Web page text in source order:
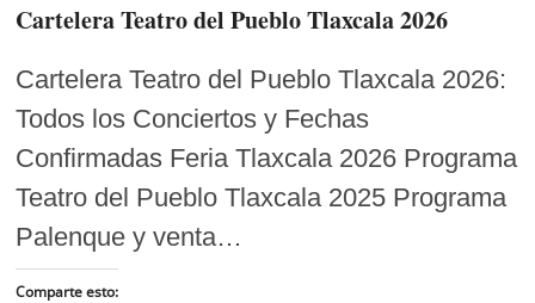
Cartelera Teatro del Pueblo Tlaxcala 2026
Cartelera Teatro del Pueblo Tlaxcala 2026:
Todos los Conciertos y Fechas
Confirmadas Feria Tlaxcala 2026 Programa
Teatro del Pueblo Tlaxcala 2025 Programa
Palenque y venta…
Comparte esto: